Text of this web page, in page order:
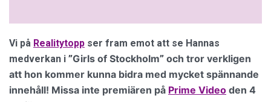
Vi på Realitytopp ser fram emot att se Hannas
medverkan i ”Girls of Stockholm” och tror verkligen
att hon kommer kunna bidra med mycket spännande
innehåll! Missa inte premiären på Prime Video den 4